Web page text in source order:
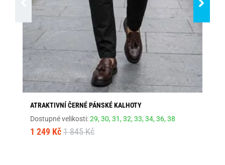
ATRAKTIVNÍ ČERNÉ PÁNSKÉ KALHOTY
Dostupné velikosti:29,30,31,32,33,34,36,38
1 249 Kč 1 845 Kč